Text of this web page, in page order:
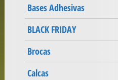
Bases Adhesivas
BLACK FRIDAY
Brocas
Calcas